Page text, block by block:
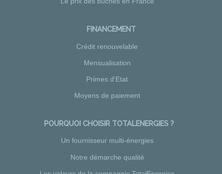
FINANCEMENT
Crédit renouvelable
Mensualisation
Primes d'Etat
Moyens de paiement
POURQUOI CHOISIR TOTALENERGIES ?
Un fournisseur multi-énergies
Notre démarche qualité